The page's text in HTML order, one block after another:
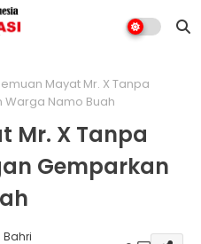
Mayat Mr. X Tanpa
Namo Buah
Mr. X Tanpa
Gemparkan
Bahri